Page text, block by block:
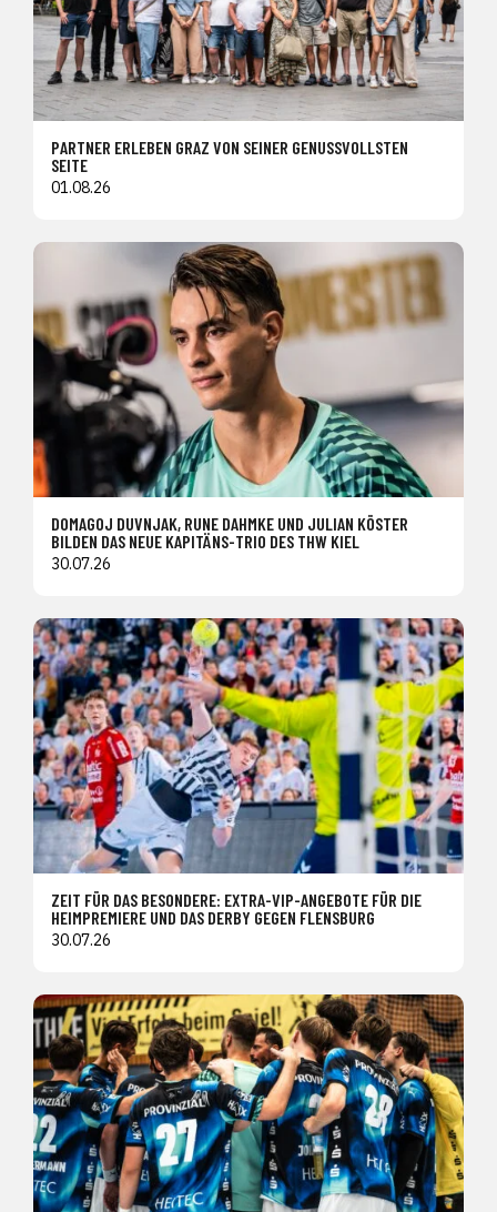
PARTNER ERLEBEN GRAZ VON SEINER GENUSSVOLLSTEN
SEITE
01.08.26
DOMAGOJ DUVNJAK, RUNE DAHMKE UND JULIAN KÖSTER
BILDEN DAS NEUE KAPITÄNS-TRIO DES THW KIEL
30.07.26
ZEIT FÜR DAS BESONDERE: EXTRA-VIP-ANGEBOTE FÜR DIE
HEIMPREMIERE UND DAS DERBY GEGEN FLENSBURG
30.07.26